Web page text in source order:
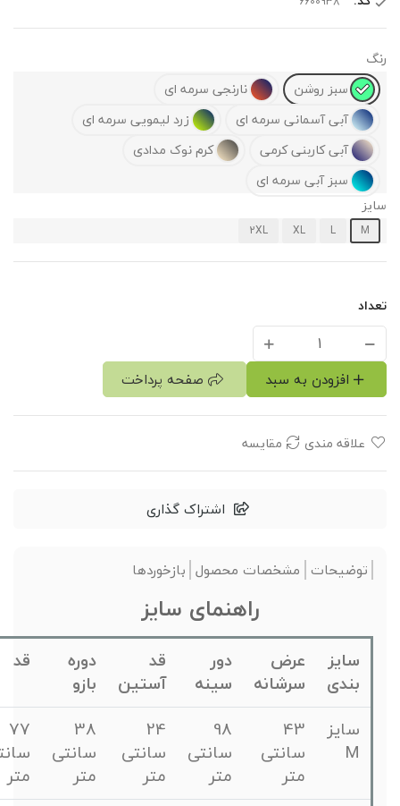
سبز روشن
نارنجی سرمه ای
آبی آسمانی سرمه ای
زرد لیمویی سرمه ای
آبی کاربنی کرمی
کرم نوک مدادی
سبز آبی سرمه ای
L
XL
2XL
افزودن به سبد صفحه پرداخت
علاقه مندی مقایسه
اشتراک گذاری
توضیحات مشخصات محصول بازخوردها
راهنمای سایز
سایز
بندی
عرض
سرشانه
سینه
آستین
دوره
بازو
سایز
43
سانتی
سانتی
سانتی
سانتی
سانتی